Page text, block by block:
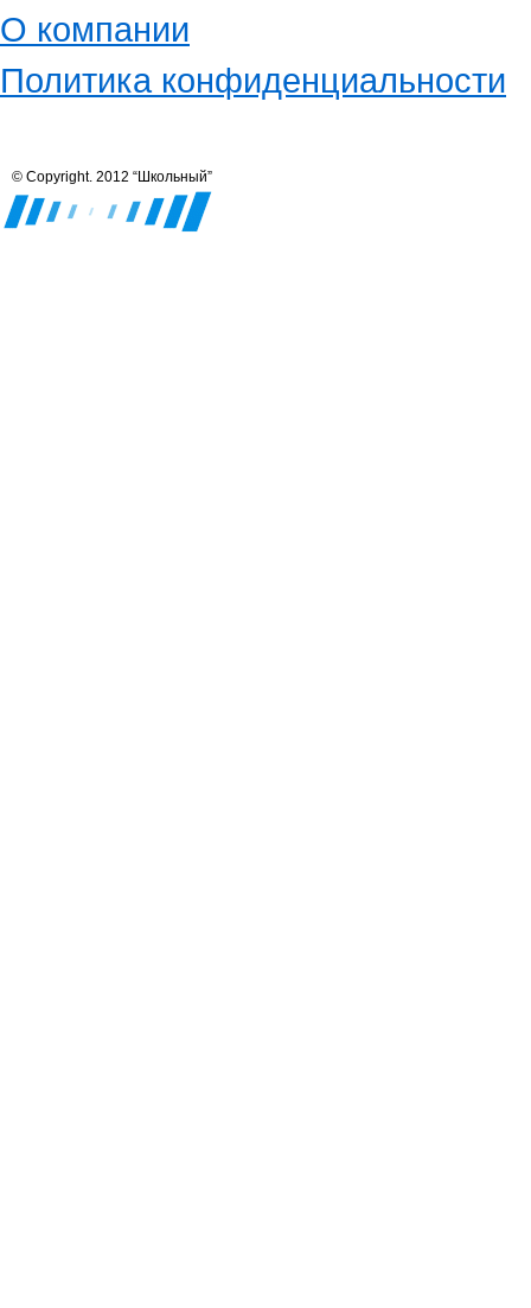
О компании
Политика конфиденциальности
© Copyright. 2012 “Школьный”